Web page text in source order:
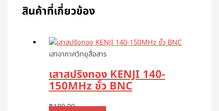
สินค้าที่เกี่ยวข้อง
เสาอากาศวิทยุสื่อสาร
เสาสปริงทอง KENJI 140-
150MHz ขั้ว BNC
฿180.00